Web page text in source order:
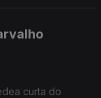
curta do